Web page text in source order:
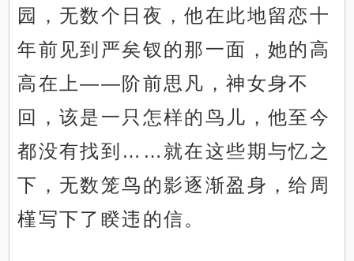
园，无数个日夜，他在此地留恋十
年前见到严矣钗的那一面，她的高
高在上——阶前思凡，神女身不
回，该是一只怎样的鸟儿，他至今
都没有找到……就在这些期与忆之
下，无数笼鸟的影逐渐盈身，给周
槿写下了睽违的信。